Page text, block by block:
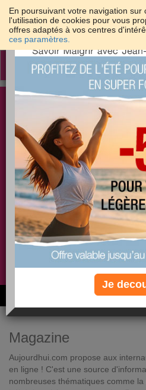
En poursuivant votre navigation sur
l'utilisation de cookies pour vous
offres adaptés à vos centres
ces paramètres.
Toggle
Les meilleures solutions
dans sa
PLUS
EFFICACE
PLUS
Non, je préfère le
6M de personnes ont maigri et
Magazine
Aujourdhui.com propose aux
en ligne ! C'est une source
nombreuses thématiques comme
Je